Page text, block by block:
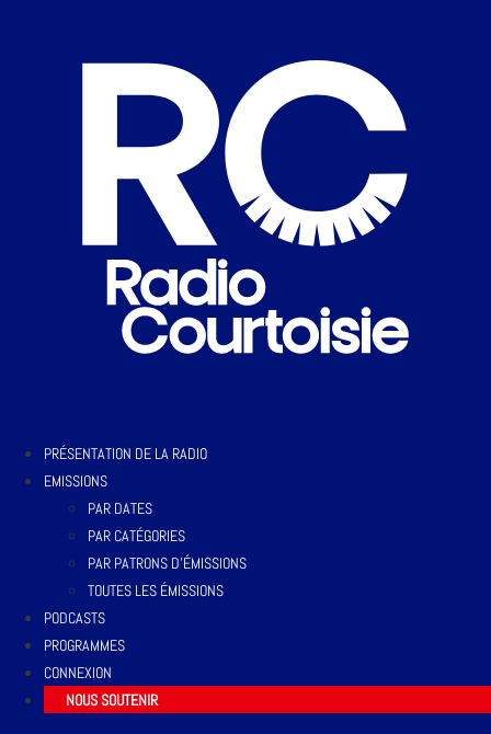
PRÉSENTATION DE LA RADIO
EMISSIONS
PAR DATES
PAR CATÉGORIES
PAR PATRONS D’ÉMISSIONS
TOUTES LES ÉMISSIONS
PODCASTS
PROGRAMMES
CONNEXION
NOUS SOUTENIR